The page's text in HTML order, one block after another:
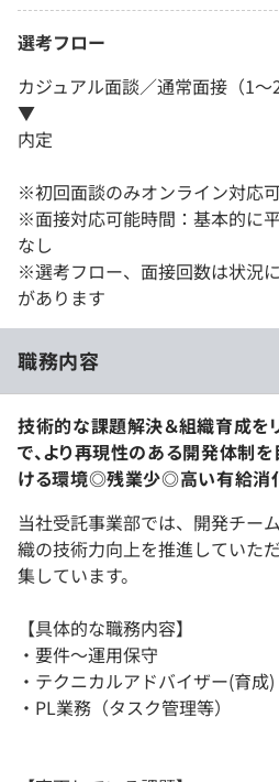
選考フロー
カジュアル面談／通常面接（1～2
▼
内定
※初回面談のみオンライン対応
※面接対応可能時間：基本的に
なし
※選考フロー、面接回数は状況
があります
職務内容
技術的な課題解決＆組織育成を
で、より再現性のある開発体制
ける環境◎残業少◎高い有給消
当社受託事業部では、開発チー
織の技術力向上を推進していた
集しています。
【具体的な職務内容】
・要件〜運用保守
・テクニカルアドバイザー(育成)
・PL業務（タスク管理等）